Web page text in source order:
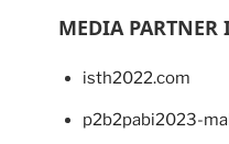
MEDIA PARTNER
isth2022.com
p2b2pabi2023-